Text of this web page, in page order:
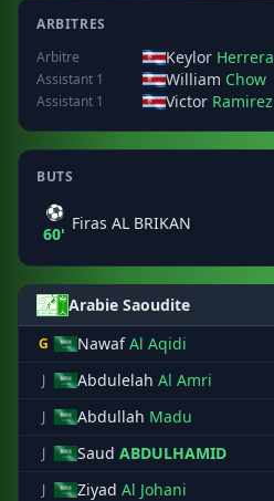
ARBITRES
Arbitre
Keylor Herrera
Assistant 1 William Chow
Assistant 1 Victor Ramirez
BUTS
⚽
60'
Firas AL BRIKAN
Arabie Saoudite
G NawafAl Aqidi
J Abdulelah Al Amri
J Abdullah Madu
J Saud ABDULHAMID
J Ziyad Al Johani